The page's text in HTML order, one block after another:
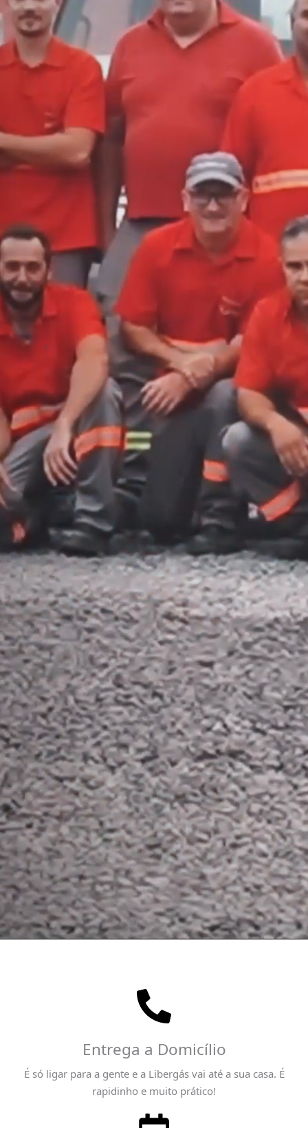
Entrega a Domicílio
É só ligar para a gente e a Libergás vai até a sua casa. É
rapidinho e muito prático!